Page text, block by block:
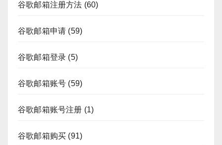
谷歌邮箱注册方法 (60)
谷歌邮箱申请 (59)
谷歌邮箱登录 (5)
谷歌邮箱账号 (59)
谷歌邮箱账号注册 (1)
谷歌邮箱购买 (91)